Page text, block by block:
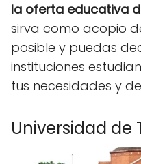
la oferta educativa
sirva como acopio
posible y puedas
instituciones
tus necesidades y
Universidad de